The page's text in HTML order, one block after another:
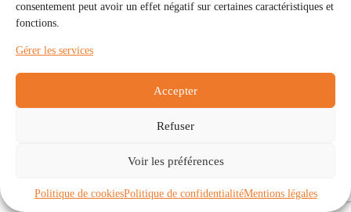
consentement peut avoir un effet négatif sur certaines caractéristiques et
fonctions.
Gérer les services
Accepter
Refuser
Voir les préférences
Politique de cookiesPolitique de confidentialitéMentions légales
Communautés
À propos
Politique de cookies (UE)